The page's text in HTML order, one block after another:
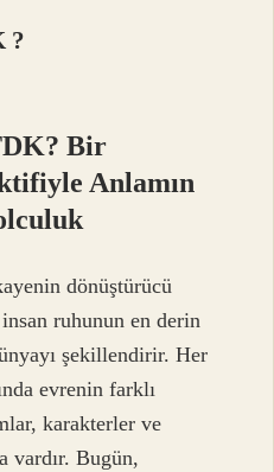
?
Bir
Anlamın
dönüştürücü
ruhunun en derin
şekillendirir. Her
evrenin farklı
karakterler ve
vardır. Bugün,